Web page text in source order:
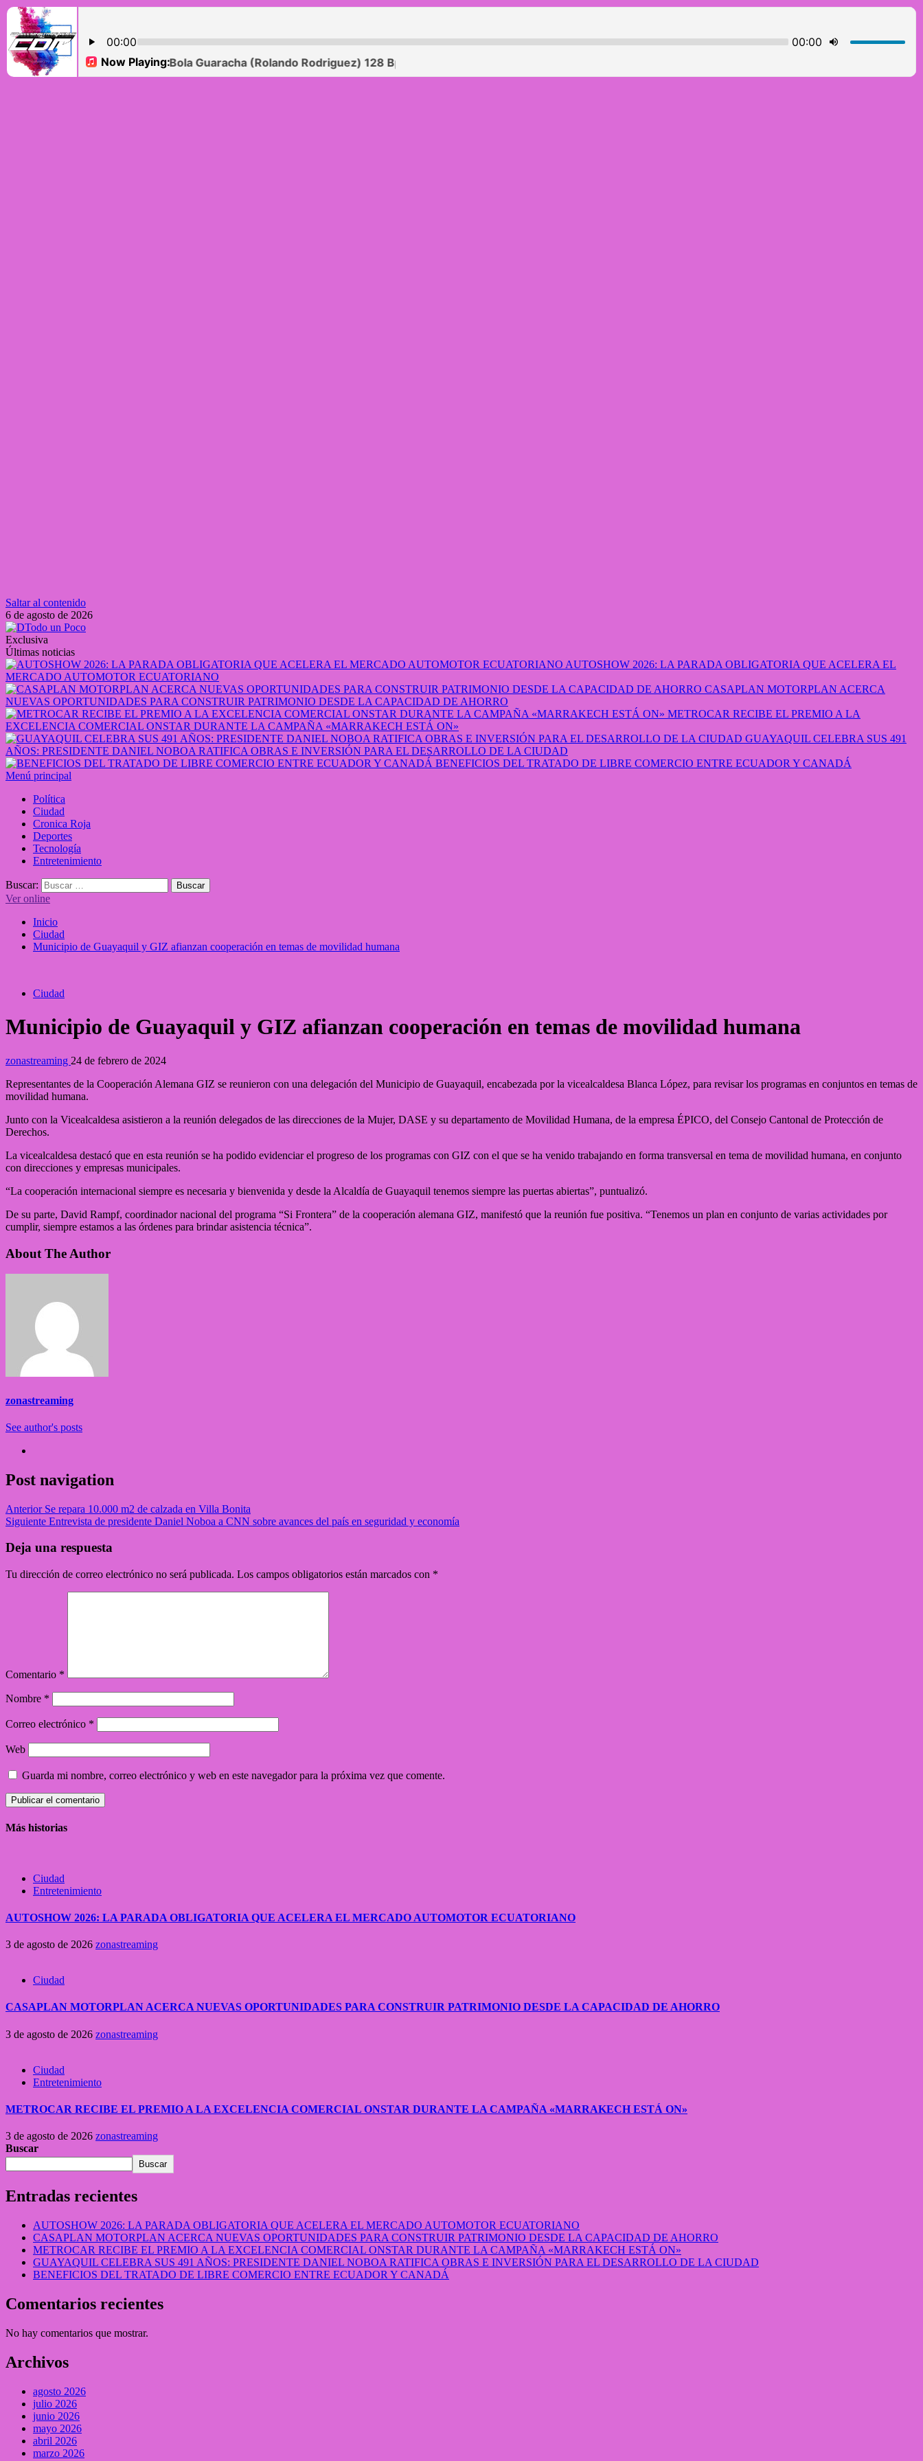
Saltar al contenido
6 de agosto de 2026
Exclusiva
Últimas noticias
AUTOSHOW 2026: LA PARADA OBLIGATORIA QUE ACELERA EL
MERCADO AUTOMOTOR ECUATORIANO
CASAPLAN MOTORPLAN ACERCA
NUEVAS OPORTUNIDADES PARA CONSTRUIR PATRIMONIO DESDE LA CAPACIDAD DE AHORRO
METROCAR RECIBE EL PREMIO A LA
EXCELENCIA COMERCIAL ONSTAR DURANTE LA CAMPAÑA «MARRAKECH ESTÁ ON»
GUAYAQUIL CELEBRA SUS 491
AÑOS: PRESIDENTE DANIEL NOBOA RATIFICA OBRAS E INVERSIÓN PARA EL DESARROLLO DE LA CIUDAD
BENEFICIOS DEL TRATADO DE LIBRE COMERCIO ENTRE ECUADOR Y CANADÁ
Menú principal
Política
Ciudad
Cronica Roja
Deportes
Tecnología
Entretenimiento
Buscar:
Ver online
Inicio
Ciudad
Municipio de Guayaquil y GIZ afianzan cooperación en temas de movilidad humana
Ciudad
Municipio de Guayaquil y GIZ afianzan cooperación en temas de movilidad humana
zonastreaming 24 de febrero de 2024
Representantes de la Cooperación Alemana GIZ se reunieron con una delegación del Municipio de Guayaquil, encabezada por la vicealcaldesa Blanca López, para revisar los programas en conjuntos en temas de
movilidad humana.
Junto con la Vicealcaldesa asistieron a la reunión delegados de las direcciones de la Mujer, DASE y su departamento de Movilidad Humana, de la empresa ÉPICO, del Consejo Cantonal de Protección de
Derechos.
La vicealcaldesa destacó que en esta reunión se ha podido evidenciar el progreso de los programas con GIZ con el que se ha venido trabajando en forma transversal en tema de movilidad humana, en conjunto
con direcciones y empresas municipales.
“La cooperación internacional siempre es necesaria y bienvenida y desde la Alcaldía de Guayaquil tenemos siempre las puertas abiertas”, puntualizó.
De su parte, David Rampf, coordinador nacional del programa “Si Frontera” de la cooperación alemana GIZ, manifestó que la reunión fue positiva. “Tenemos un plan en conjunto de varias actividades por
cumplir, siempre estamos a las órdenes para brindar asistencia técnica”.
About The Author
zonastreaming
See author's posts
Post navigation
AnteriorSe repara 10.000 m2 de calzada en Villa Bonita
Siguiente Entrevista de presidente Daniel Noboa a CNN sobre avances del país en seguridad y economía
Deja una respuesta
Tu dirección de correo electrónico no será publicada. Los campos obligatorios están marcados con *
Comentario *
Nombre *
Correo electrónico *
Web
Guarda mi nombre, correo electrónico y web en este navegador para la próxima vez que comente.
Más historias
Ciudad
Entretenimiento
AUTOSHOW 2026: LA PARADA OBLIGATORIA QUE ACELERA EL MERCADO AUTOMOTOR ECUATORIANO
3 de agosto de 2026 zonastreaming
Ciudad
CASAPLAN MOTORPLAN ACERCA NUEVAS OPORTUNIDADES PARA CONSTRUIR PATRIMONIO DESDE LA CAPACIDAD DE AHORRO
3 de agosto de 2026 zonastreaming
Ciudad
Entretenimiento
METROCAR RECIBE EL PREMIO A LA EXCELENCIA COMERCIAL ONSTAR DURANTE LA CAMPAÑA «MARRAKECH ESTÁ ON»
3 de agosto de 2026 zonastreaming
Buscar
Buscar
Entradas recientes
AUTOSHOW 2026: LA PARADA OBLIGATORIA QUE ACELERA EL MERCADO AUTOMOTOR ECUATORIANO
CASAPLAN MOTORPLAN ACERCA NUEVAS OPORTUNIDADES PARA CONSTRUIR PATRIMONIO DESDE LA CAPACIDAD DE AHORRO
METROCAR RECIBE EL PREMIO A LA EXCELENCIA COMERCIAL ONSTAR DURANTE LA CAMPAÑA «MARRAKECH ESTÁ ON»
GUAYAQUIL CELEBRA SUS 491 AÑOS: PRESIDENTE DANIEL NOBOA RATIFICA OBRAS E INVERSIÓN PARA EL DESARROLLO DE LA CIUDAD
BENEFICIOS DEL TRATADO DE LIBRE COMERCIO ENTRE ECUADOR Y CANADÁ
Comentarios recientes
No hay comentarios que mostrar.
Archivos
agosto 2026
julio 2026
junio 2026
mayo 2026
abril 2026
marzo 2026